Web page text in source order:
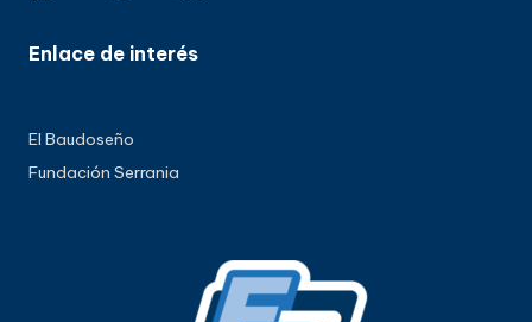
Enlace de interés
El Baudoseño
Fundación Serrania